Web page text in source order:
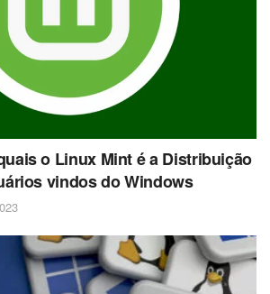
o Linux Mint é a Distribuição
vindos do Windows